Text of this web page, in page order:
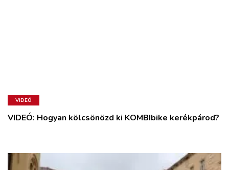
VIDEÓ
VIDEÓ: Hogyan kölcsönözd ki KOMBIbike kerékpárod?